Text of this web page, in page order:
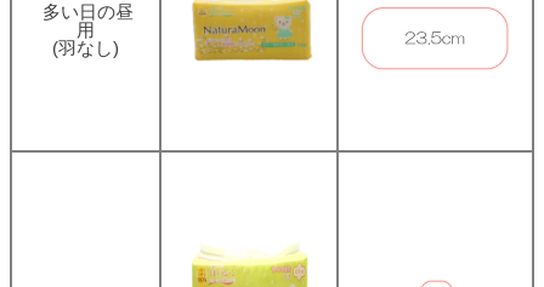
多い日の昼
用
(羽なし)